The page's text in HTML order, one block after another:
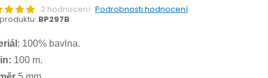
2 hodnocení Podrobnosti hodnocení
BP297B
: 100% bavlna.
100 m.